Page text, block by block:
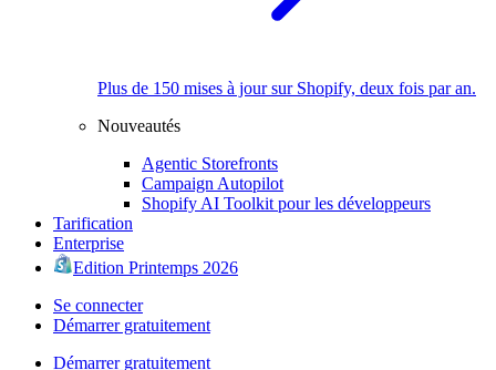
Plus de 150 mises à jour sur Shopify, deux fois par an.
Nouveautés
Agentic Storefronts
Campaign Autopilot
Shopify AI Toolkit pour les développeurs
Tarification
Enterprise
Edition Printemps 2026
Se connecter
Démarrer gratuitement
Démarrer gratuitement